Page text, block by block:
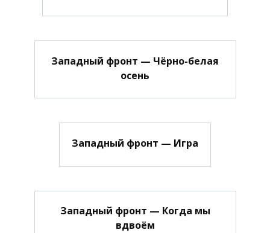
Западный фронт — Чёрно-белая
осень
Западный фронт — Игра
Западный фронт — Когда мы
вдвоём